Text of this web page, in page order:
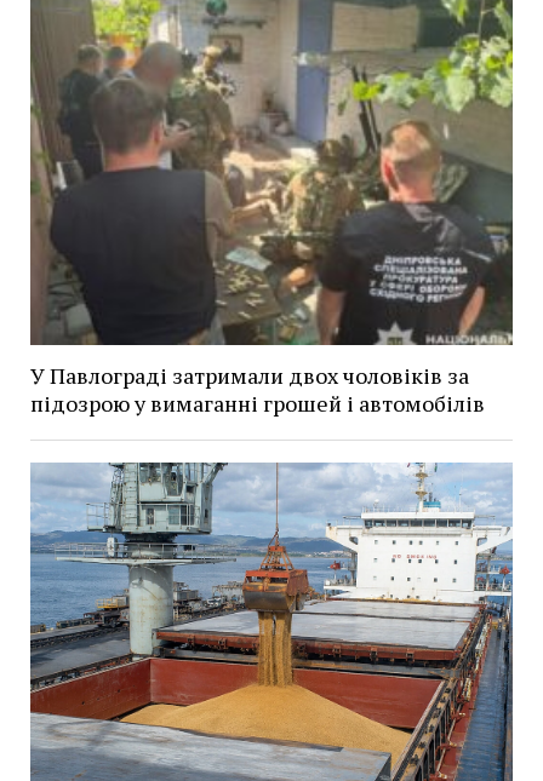
У Павлограді затримали двох чоловіків за
підозрою у вимаганні грошей і автомобілів